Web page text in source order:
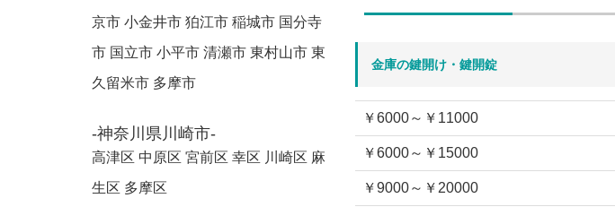
金庫の鍵開け・鍵開錠
￥6000～￥11000
￥6000～￥15000
￥9000～￥20000
京市 小金井市 狛江市 稲城市 国分寺
市 国立市 小平市 清瀬市 東村山市 東
久留米市 多摩市
-神奈川県川崎市-
高津区 中原区 宮前区 幸区 川崎区 麻
生区 多摩区